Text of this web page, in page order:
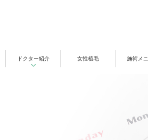
ドクター紹介 女性植毛 施術メ